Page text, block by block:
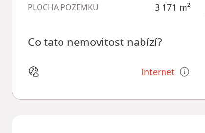
PLOCHA POZEMKU 3 171 m²
Co tato nemovitost nabízí?
Internet